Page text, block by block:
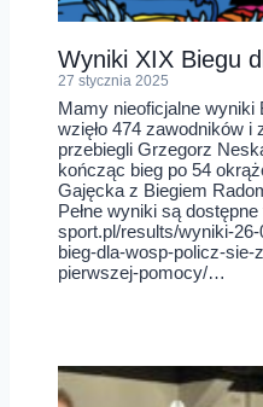
Wyniki XIX Biegu
27 stycznia 2025
Mamy nieoficjalne wyniki
wzięło 474 zawodników
przebiegli Grzegorz
kończąc bieg po 54
Gajęcka z Biegiem
Pełne wyniki są
sport.pl/results/wyniki-
bieg-dla-wosp-policz-
pierwszej-pomocy/…